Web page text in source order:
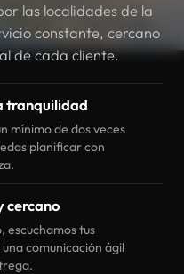
las localidades de la
constante, cercano
de cada cliente.
tranquilidad
mínimo de dos veces
planificar con
cercano
escuchamos tus
comunicación ágil